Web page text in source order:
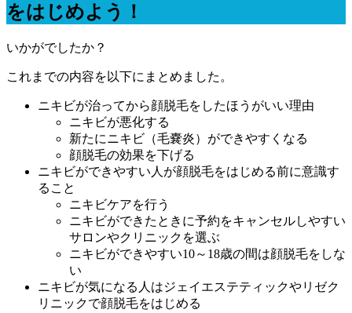
をはじめよう！
いかがでしたか？
これまでの内容を以下にまとめました。
ニキビが治ってから顔脱毛をしたほうがいい理由
ニキビが悪化する
新たにニキビ（毛嚢炎）ができやすくなる
顔脱毛の効果を下げる
ニキビができやすい人が顔脱毛をはじめる前に意識す
ること
ニキビケアを行う
ニキビができたときに予約をキャンセルしやすい
サロンやクリニックを選ぶ
ニキビができやすい10～18歳の間は顔脱毛をしな
い
ニキビが気になる人はジェイエステティックやリゼク
リニックで顔脱毛をはじめる